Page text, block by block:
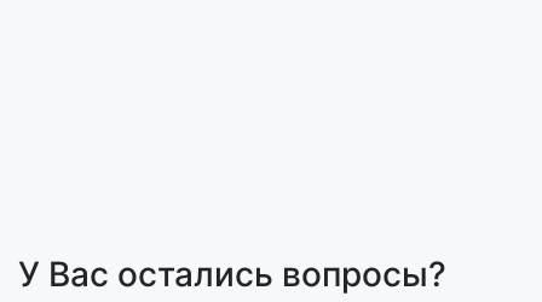
У Вас остались вопросы?